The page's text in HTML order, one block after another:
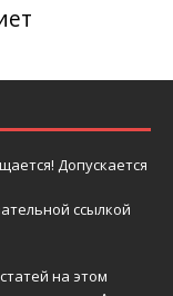
Допускается
ссылкой
на этом